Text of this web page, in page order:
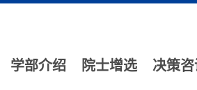
学部介绍 院士增选 决策